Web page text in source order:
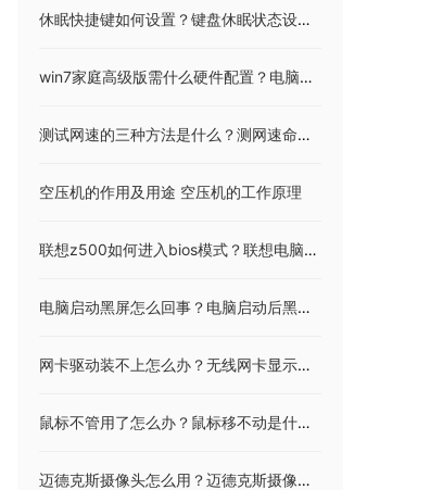
休眠快捷键如何设置？键盘休眠状态设置技巧
win7家庭高级版需什么硬件配置？电脑上运行win7需要满足的7点配置
测试网速的三种方法是什么？测网速命令是什么？
空压机的作用及用途 空压机的工作原理
联想z500如何进入bios模式？联想电脑进入bios的步骤
电脑启动黑屏怎么回事？电脑启动后黑屏解决方法
网卡驱动装不上怎么办？无线网卡显示驱动未安装成功
鼠标不管用了怎么办？鼠标移不动是什么原因？
迈德克斯摄像头怎么用？迈德克斯摄像头驱动特色